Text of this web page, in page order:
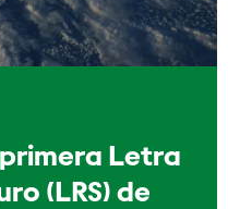
Letra
(LRS) de